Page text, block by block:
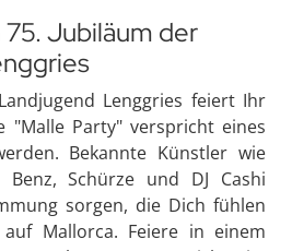
Jubiläum der
Lenggries feiert Ihr
"Malle Party" verspricht eines
Bekannte Künstler wie
Benz, Schürze und DJ Cashi
sorgen, die Dich fühlen
Mallorca. Feiere in einem